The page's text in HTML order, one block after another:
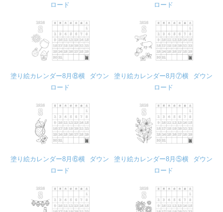
ロード
ロード
塗り絵カレンダー8月⑧横
ダウン
ロード
塗り絵カレンダー8月⑦横
ダウン
ロード
塗り絵カレンダー8月⑥横
ダウン
ロード
塗り絵カレンダー8月⑤横
ダウン
ロード